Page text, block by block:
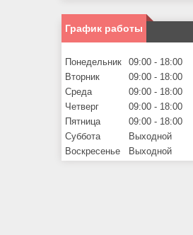
График работы
Понедельник 09:00
18:00
Вторник
09:00
18:00
Среда
09:00
18:00
Четверг
09:00
18:00
Пятница
09:00
18:00
Суббота
Выходной
Воскресенье
Выходной